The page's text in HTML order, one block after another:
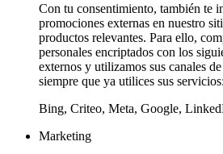
Con tu consentimiento, también te
promociones externas en nuestro
productos relevantes. Para ello,
personales encriptados con los
externos y utilizamos sus canales
siempre que ya utilices sus servicios:
Bing, Criteo, Meta, Google,
Marketing